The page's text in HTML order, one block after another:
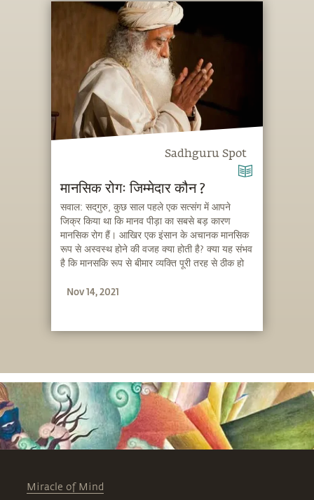
Sadhguru Spot
मानसिक रोगः जिम्मेदार कौन ?
सवाल: सद्‌गुरु, कुछ साल पहले एक सत्संग में आपने
जिक्र किया था कि मानव पीड़ा का सबसे बड़ कारण
मानसिक रोग हैं। आखिर एक इंसान के अचानक मानसिक
रूप से अस्वस्थ होने की वजह क्या होती है? क्या यह संभव
है कि मानसकि रूप से बीमार व्यक्ति पूरी तरह से ठीक हो
Nov 14, 2021
Miracle of Mind